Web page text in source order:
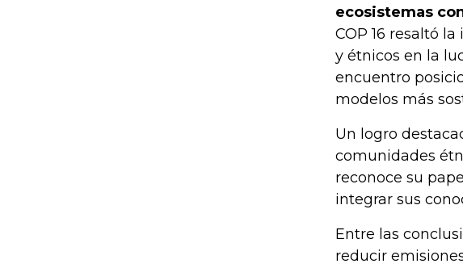
ecosistemas
COP 16 resaltó
y étnicos en la
encuentro
modelos más
Un logro
comunidades
reconoce su
integrar sus
Entre las
reducir